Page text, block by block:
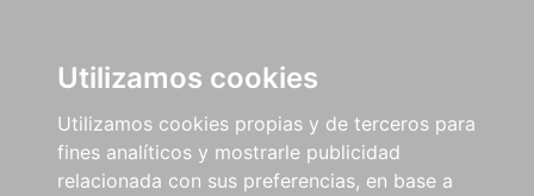
Utilizamos cookies
Utilizamos cookies propias y de terceros para
fines analíticos y mostrarle publicidad
relacionada con sus preferencias, en base a